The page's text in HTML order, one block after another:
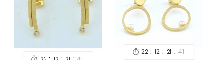
 22 : 12 : 21 : 40